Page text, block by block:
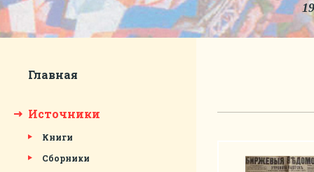
Главная
Источники
Книги
Сборники